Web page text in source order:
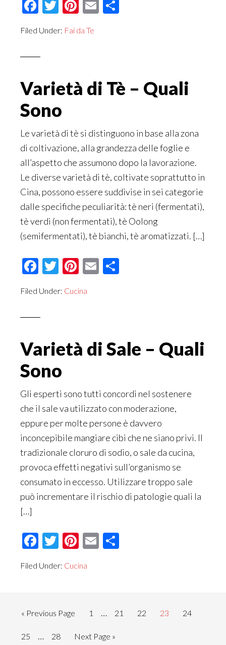
Facebook
Twitter
Pinterest
Email
Filed Under: Fai da Te
Varietà di Tè – Quali
Sono
Le varietà di tè si distinguono in base alla zona
di coltivazione, alla grandezza delle foglie e
all’aspetto che assumono dopo la lavorazione.
Le diverse varietà di tè, coltivate soprattutto in
Cina, possono essere suddivise in sei categorie
dalle specifiche peculiarità: tè neri (fermentati),
tè verdi (non fermentati), tè Oolong
(semifermentati), tè bianchi, tè aromatizzati. […]
Facebook
Twitter
Pinterest
Email
Filed Under: Cucina
Varietà di Sale – Quali
Sono
Gli esperti sono tutti concordi nel sostenere
che il sale va utilizzato con moderazione,
eppure per molte persone è davvero
inconcepibile mangiare cibi che ne siano privi. Il
tradizionale cloruro di sodio, o sale da cucina,
provoca effetti negativi sull’organismo se
consumato in eccesso. Utilizzare troppo sale
può incrementare il rischio di patologie quali la
[…]
Facebook
Twitter
Pinterest
Email
Filed Under: Cucina
« Go
Previous Page Page
1
Interim
omitted
… Page
21 Page
22 Page
23 Page
24
Page
25
Interim
… Page
28
Go
Next Page »